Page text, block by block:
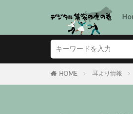
HOME 耳より情報